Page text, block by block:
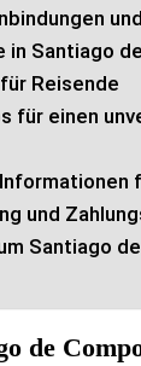
in Santiago
Reisende
für einen
und
Santiago
de